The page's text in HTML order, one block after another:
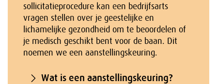
sollicitatieprocedure kan een bedrijfsarts
vragen stellen over je geestelijke en
lichamelijke gezondheid om te beoordelen of
je medisch geschikt bent voor de baan. Dit
noemen we een aanstellingskeuring.
Wat is een aanstellingskeuring?